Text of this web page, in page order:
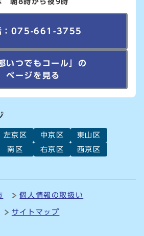
：075-661-3755
いつでもコール」の
ページを見る
左京区 中京区
東山区
南区 右京区
西京区
個人情報の取扱い
サイトマップ